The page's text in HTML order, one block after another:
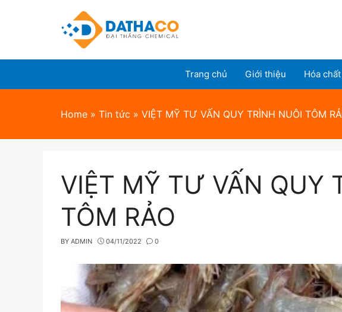
Trang chủ Giới thiệu Hóa
Home » Tin tức » VIỆT MỸ TƯ VẤN QUY TRÌNH NUÔI TÔM
VIỆT MỸ TƯ VẤN QUY
TÔM RẢO
BY ADMIN 04/11/2022 0